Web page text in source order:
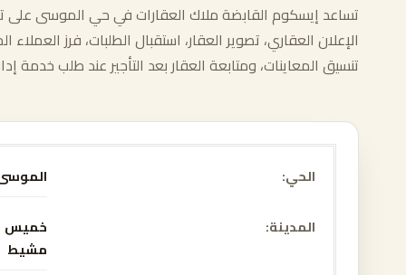
تساعد إيسكوم القابضة ملاك العقارات في حي الموسى على
الإعلان العقاري، تصوير العقار، استقبال الطلبات، فرز العملاء
تنسيق المعاينات، ومتابعة العقار بعد التأجير عند طلب خدمة
الحي
المدينة
خميس
مشيط